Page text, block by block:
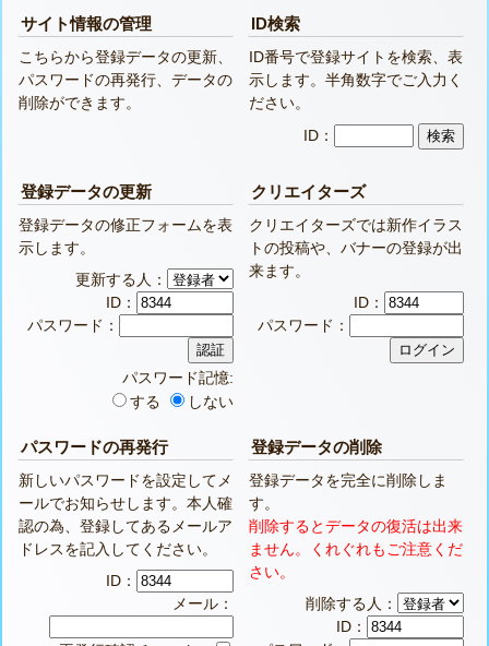
サイト情報の管理
こちらから登録データの更新、
パスワードの再発行、データの
削除ができます。
ID検索
ID番号で登録サイトを検索、表
示します。半角数字でご入力く
ださい。
ID：
登録データの更新
登録データの修正フォームを表
示します。
更新する人：
ID：
パスワード：
パスワード記憶:
する
しない
クリエイターズ
クリエイターズでは新作イラス
トの投稿や、バナーの登録が出
来ます。
ID：
パスワード：
パスワードの再発行
新しいパスワードを設定してメ
ールでお知らせします。本人確
認の為、登録してあるメールア
ドレスを記入してください。
ID：
メール：
登録データの削除
登録データを完全に削除しま
す。
削除するとデータの復活は出来
ません。くれぐれもご注意くだ
さい。
削除する人：
ID：